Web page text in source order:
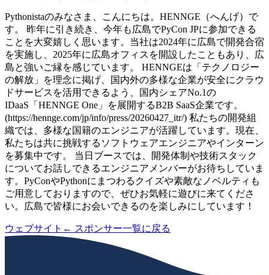
Pythonistaのみなさま、こんにちは。HENNGE（へんげ）で
す。 昨年に引き続き、今年も広島でPyCon JPに参加できる
ことを大変嬉しく思います。当社は2024年に広島で開発合宿
を実施し、2025年に広島オフィスを開設したこともあり、広
島と強いご縁を感じています。 HENNGEは「テクノロジー
の解放」を理念に掲げ、国内外の多様な企業が安全にクラウ
ドサービスを活用できるよう、国内シェアNo.1の
IDaaS「HENNGE One」を展開するB2B SaaS企業です。
(https://hennge.com/jp/info/press/20260427_itr/) 私たちの開発組
織では、多様な国籍のエンジニアが活躍しています。現在、
私たちは共に挑戦するソフトウェアエンジニアやインターン
を募集中です。 当日ブースでは、開発体制や技術スタック
についてお話しできるエンジニアメンバーがお待ちしていま
す。PyConやPythonにまつわるクイズや素敵なノベルティも
ご用意しておりますので、ぜひお気軽に遊びに来てくださ
い。広島で皆様にお会いできるのを楽しみにしています！
ウェブサイト ← スポンサー一覧に戻る